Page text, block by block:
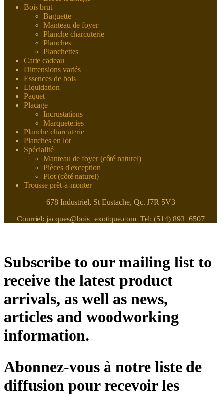
Bois brut
Baguette
Manteau de foyer
Planche charcuterie
Planches
Planchettes
Carte cadeau
Dimensions variés
Essences de bois
Liquidation
Paquet
Placage
Incrustations
Marqueteries
Planche charcuterie
Planches en lot
Spécialité
Manteau de foyer (côté naturel)
Pièces d'exception
Plot (côté naturel)
Trousse prêt-à-monter
678 Industriel, St Eustache, Qc. J7R 5V3
Courriel: jacques@bois- exotique.com Tel: (514) 893- 6507
Subscribe to our mailing list to
receive the latest product
arrivals, as well as news,
articles and woodworking
information.
Abonnez-vous à notre liste de
diffusion pour recevoir les